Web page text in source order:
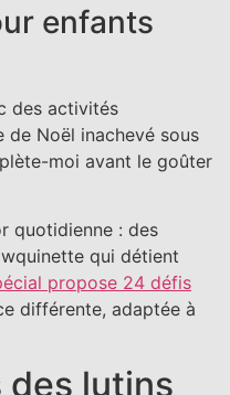
enfants
des activités
de Noël inachevé sous
moi avant le goûter
quotidienne : des
qui détient
propose 24 défis
différente, adaptée à
des lutins